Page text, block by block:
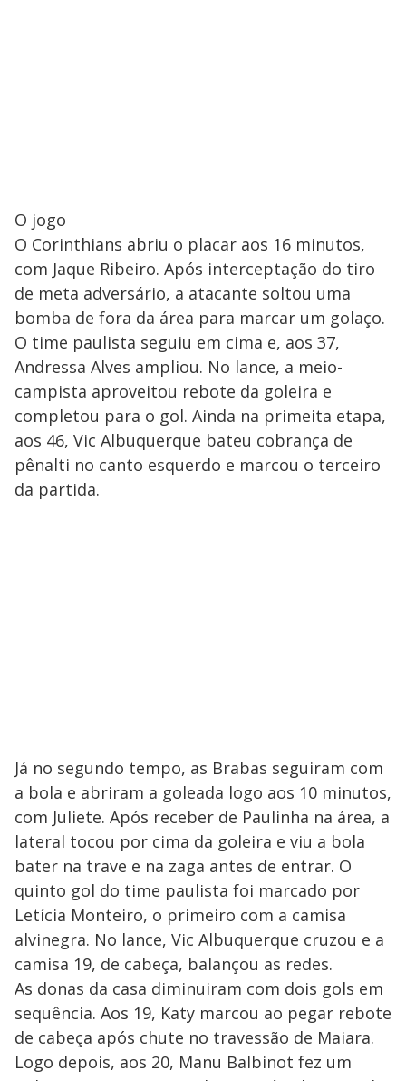
O jogo
O Corinthians abriu o placar aos 16 minutos,
com Jaque Ribeiro. Após interceptação do tiro
de meta adversário, a atacante soltou uma
bomba de fora da área para marcar um golaço.
O time paulista seguiu em cima e, aos 37,
Andressa Alves ampliou. No lance, a meio-
campista aproveitou rebote da goleira e
completou para o gol. Ainda na primeita etapa,
aos 46, Vic Albuquerque bateu cobrança de
pênalti no canto esquerdo e marcou o terceiro
da partida.
Já no segundo tempo, as Brabas seguiram com
a bola e abriram a goleada logo aos 10 minutos,
com Juliete. Após receber de Paulinha na área, a
lateral tocou por cima da goleira e viu a bola
bater na trave e na zaga antes de entrar. O
quinto gol do time paulista foi marcado por
Letícia Monteiro, o primeiro com a camisa
alvinegra. No lance, Vic Albuquerque cruzou e a
camisa 19, de cabeça, balançou as redes.
As donas da casa diminuiram com dois gols em
sequência. Aos 19, Katy marcou ao pegar rebote
de cabeça após chute no travessão de Maiara.
Logo depois, aos 20, Manu Balbinot fez um